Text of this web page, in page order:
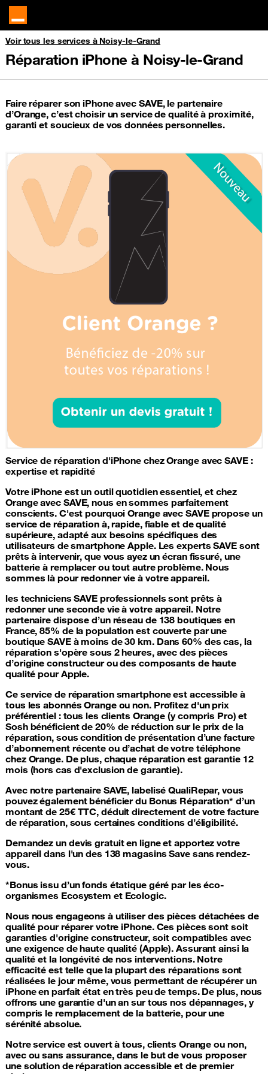
Voir tous les services à Noisy-le-Grand
Réparation iPhone à Noisy-le-Grand
Faire réparer son iPhone avec SAVE, le partenaire
d’Orange, c’est choisir un service de qualité à proximité,
garanti et soucieux de vos données personnelles.
Service de réparation d'iPhone chez Orange avec SAVE :
expertise et rapidité
Votre iPhone est un outil quotidien essentiel, et chez
Orange avec SAVE, nous en sommes parfaitement
conscients. C'est pourquoi Orange avec SAVE propose un
service de réparation à, rapide, fiable et de qualité
supérieure, adapté aux besoins spécifiques des
utilisateurs de smartphone Apple. Les experts SAVE sont
prêts à intervenir, que vous ayez un écran fissuré, une
batterie à remplacer ou tout autre problème. Nous
sommes là pour redonner vie à votre appareil.
les techniciens SAVE professionnels sont prêts à
redonner une seconde vie à votre appareil. Notre
partenaire dispose d’un réseau de 138 boutiques en
France, 85% de la population est couverte par une
boutique SAVE à moins de 30 km. Dans 60% des cas, la
réparation s'opère sous 2 heures, avec des pièces
d’origine constructeur ou des composants de haute
qualité pour Apple.
Ce service de réparation smartphoneest accessible à
tous les abonnés Orange ou non. Profitez d'un prix
préférentiel : tous les clients Orange (y compris Pro) et
Sosh bénéficient de 20% de réduction sur le prix de la
réparation, sous condition de présentation d’une facture
d’abonnement récente ou d’achat de votre téléphone
chez Orange. De plus, chaque réparation est garantie 12
mois (hors cas d'exclusion de garantie).
Avec notre partenaire SAVE, labelisé QualiRepar, vous
pouvez également bénéficier du Bonus Réparation* d’un
montant de 25€ TTC, déduit directement de votre facture
de réparation, sous certaines conditions d’éligibilité.
Demandez un devis gratuit en ligne et apportez votre
appareil dans l'un des 138 magasins Save sans rendez-
vous.
*Bonus issu d’un fonds étatique géré par les éco-
organismes Ecosystem et Ecologic.
Nous nous engageons à utiliserdes pièces détachées de
qualité pour réparer votre iPhone. Ces pièces sont soit
garanties d'origine constructeur, soit compatibles avec
une exigence de haute qualité (Apple). Assurant ainsi la
qualité et la longévité de nos interventions. Notre
efficacité est telle que la plupart des réparations sont
réalisées le jour même, vous permettant de récupérer un
iPhone en parfait état en très peu de temps. De plus, nous
offrons une garantie d'un an sur tous nos dépannages, y
compris le remplacement de la batterie, pour une
sérénité absolue.
Notre service est ouvert à tous, clients Orange ou non,
avec ou sans assurance, dans le but de vous proposer
une solution de réparation accessible et de premier